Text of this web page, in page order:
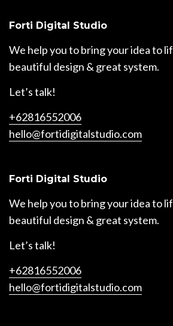
Forti Digital Studio
We help you to bring your idea to
beautiful design & great system.
Let’s talk!
+62816552006
hello@fortidigitalstudio.com
Forti Digital Studio
We help you to bring your idea to
beautiful design & great system.
Let’s talk!
+62816552006
hello@fortidigitalstudio.com